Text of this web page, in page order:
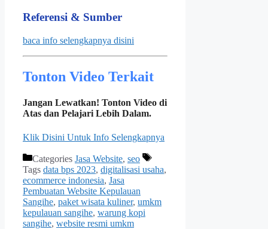
Referensi & Sumber
baca info selengkapnya disini
Tonton Video Terkait
Jangan Lewatkan! Tonton Video di
Atas dan Pelajari Lebih Dalam.
Klik Disini Untuk Info Selengkapnya
Categories Jasa Website, seo
Tags data bps 2023, digitalisasi usaha,
ecommerce indonesia, Jasa
Pembuatan Website Kepulauan
Sangihe, paket wisata kuliner, umkm
kepulauan sangihe, warung kopi
sangihe, website resmi umkm